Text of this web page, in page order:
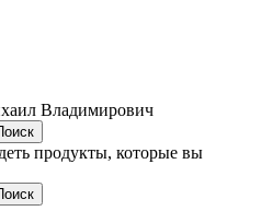
Владимирович
продукты, которые вы